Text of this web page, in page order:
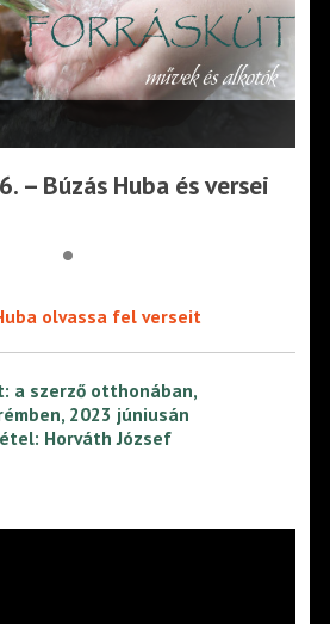
– Búzás Huba és versei
•
olvassa fel verseit
a szerző otthonában,
2023 júniusán
Horváth József